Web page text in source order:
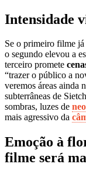
Intensidade
Se o primeiro filme
o segundo elevou a
terceiro promete
“trazer o público a
veremos áreas ainda
subterrâneas de
sombras, luzes de
mais agressivo da
Emoção à
filme será